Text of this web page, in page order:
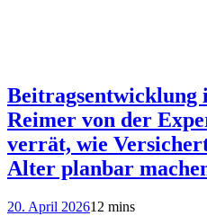
Beitragsentwicklung
Reimer von der
verrät, wie
Alter planbar
20. April 202612 mins